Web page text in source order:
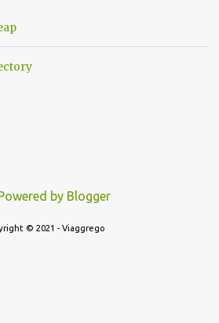
forse una "False Flag", per provocare
da menti sane, potrebbe
by Blogger
© 2021 - Viaggrego